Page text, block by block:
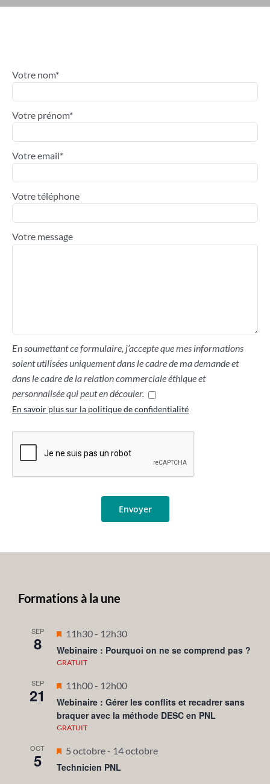
Votre nom*
Votre prénom*
Votre email*
Votre téléphone
Votre message
En soumettant ce formulaire, j’accepte que mes informations
soient utilisées uniquement dans le cadre de ma demande et
dans le cadre de la relation commerciale éthique et
personnalisée qui peut en découler.
En savoir plus sur la politique de confidentialité
Formations à la une
SEP
8
Mis
en
avant
11h30- 12h30
Webinaire : Pourquoi on ne se comprend pas ?
GRATUIT
SEP
21
Mis
en
avant
11h00- 12h00
Webinaire : Gérer les conflits et recadrer sans
braquer avec la méthode DESC en PNL
GRATUIT
OCT
5
Mis
en
5 octobre- 14 octobre
Technicien PNL